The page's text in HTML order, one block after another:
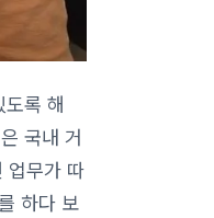
록 해
국내 거
업무가 따
하다 보